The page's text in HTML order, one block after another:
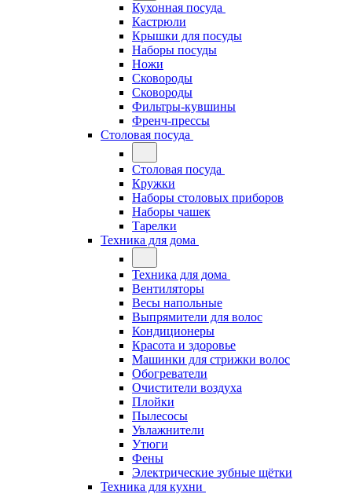
Кухонная посуда
Кастрюли
Крышки для посуды
Наборы посуды
Ножи
Сковороды
Сковороды
Фильтры-кувшины
Френч-прессы
Столовая посуда
Столовая посуда
Кружки
Наборы столовых приборов
Наборы чашек
Тарелки
Техника для дома
Техника для дома
Вентиляторы
Весы напольные
Выпрямители для волос
Кондиционеры
Красота и здоровье
Машинки для стрижки волос
Обогреватели
Очистители воздуха
Плойки
Пылесосы
Увлажнители
Утюги
Фены
Электрические зубные щётки
Техника для кухни